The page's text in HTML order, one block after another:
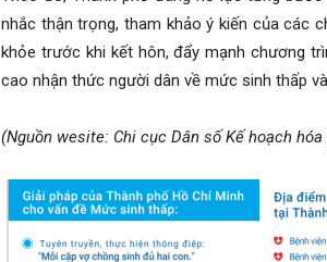
nhắc thận trọng, tham khảo ý kiến của các
khỏe trước khi kết hôn, đẩy mạnh chương
cao nhận thức người dân về mức sinh thấp
(Nguồn wesite: Chi cục Dân số Kế hoạch